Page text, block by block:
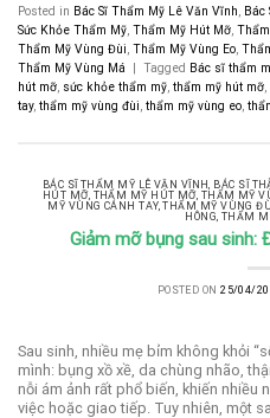
Posted in Bác Sĩ Thẩm Mỹ Lê Văn Vĩnh, Bác
Sức Khỏe Thẩm Mỹ, Thẩm Mỹ Hút Mỡ,
Thẩm Mỹ Vùng Đùi, Thẩm Mỹ Vùng Eo,
Thẩm Mỹ Vùng Má
Tagged Bác sĩ thẩm
hút mỡ, sức khỏe thẩm mỹ, thẩm mỹ hút mỡ,
tay, thẩm mỹ vùng đùi, thẩm mỹ vùng eo,
BÁC SĨ THẨM MỸ LÊ VĂN VĨNH, BÁC SĨ
HÚT MỠ, THẨM MỸ HÚT MỠ, THẨM MỸ
MỸ VÙNG CÁNH TAY,THẨM MỸ VÙNG ĐÙI
HÔNG,THẨM
Giảm mỡ bụng sau sinh:
POSTED ON25/04/
Sau sinh, nhiều mẹ bỉm không khỏi
mình: bụng xồ xề, da chùng nhão,
nỗi ám ảnh rất phổ biến, khiến nhiều
việc hoặc giao tiếp. Tuy nhiên, một